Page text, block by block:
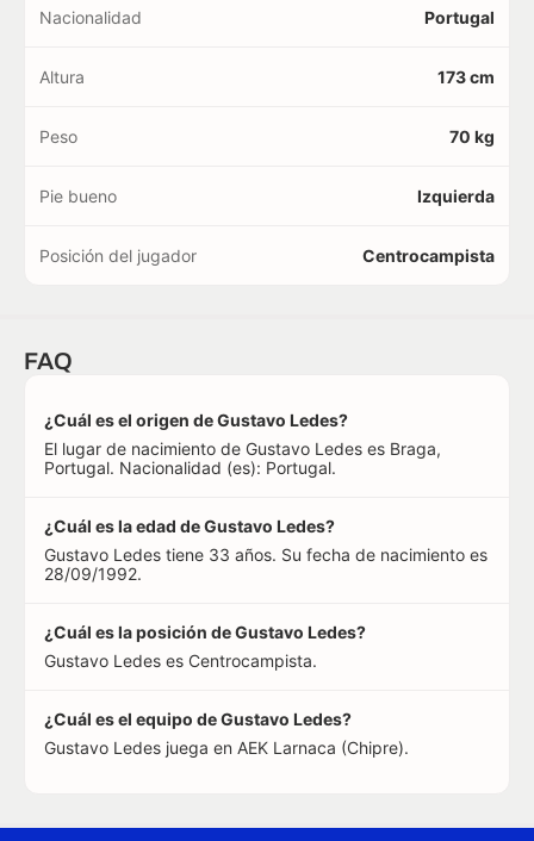
Nacionalidad Portugal
Altura 173 cm
Peso 70 kg
Pie bueno Izquierda
Posición del jugador Centrocampista
FAQ
¿Cuál es el origen de Gustavo Ledes?
El lugar de nacimiento de Gustavo Ledes es Braga,
Portugal. Nacionalidad (es): Portugal.
¿Cuál es la edad de Gustavo Ledes?
Gustavo Ledes tiene 33 años. Su fecha de nacimiento es
28/09/1992.
¿Cuál es la posición de Gustavo Ledes?
Gustavo Ledes es Centrocampista.
¿Cuál es el equipo de Gustavo Ledes?
Gustavo Ledes juega en AEK Larnaca (Chipre).